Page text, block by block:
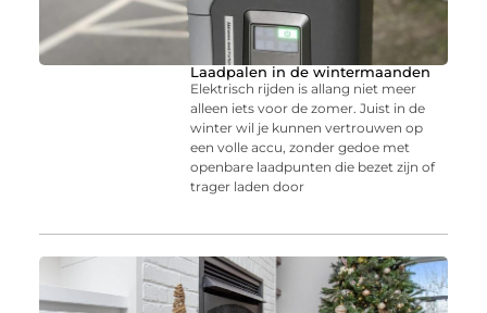
Laadpalen in de wintermaanden
Elektrisch rijden is allang niet meer
alleen iets voor de zomer. Juist in de
winter wil je kunnen vertrouwen op
een volle accu, zonder gedoe met
openbare laadpunten die bezet zijn of
trager laden door